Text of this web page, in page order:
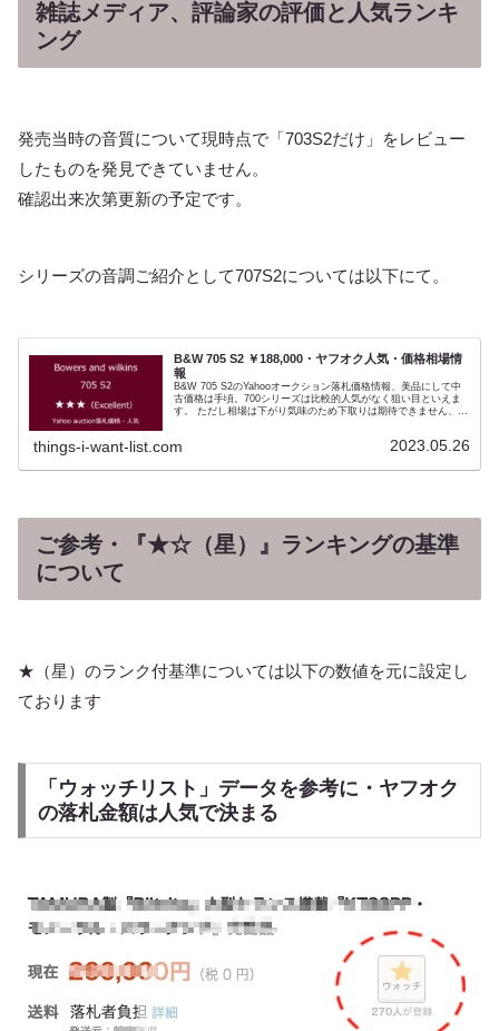
雑誌メディア、評論家の評価と人気ランキ
ング
発売当時の音質について現時点で「703S2だけ」をレビュー
したものを発見できていません。
確認出来次第更新の予定です。
シリーズの音調ご紹介として707S2については以下にて。
B&W 705 S2 ￥188,000・ヤフオク人気・価格相場情
報
B&W 705 S2のYahooオークション落札価格情報、美品にして中
古価格は手頃。700シリーズは比較的人気がなく狙い目といえま
す。 ただし相場は下がり気味のため下取りは期待できません、そ
論家諸氏のレビューも上々でしたが、日本のユーザーは「ダイヤ
か無理をして805D3を買うかという選択が定着します。「コスパ
た。現行の「705 S3」は旧805D3に音質が近似しているというレ
ビューもあるほどです。
things-i-want-list.com 2023.05.26
ご参考・『★☆（星）』ランキングの基準
について
★（星）のランク付基準については以下の数値を元に設定し
ております
「ウォッチリスト」データを参考に・ヤフオク
の落札金額は人気で決まる